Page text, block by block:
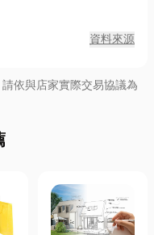
資料來源
依與店家實際交易協議為